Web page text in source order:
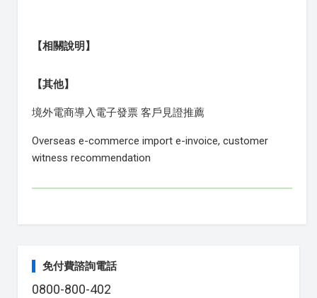
【相關說明】
【其他】
境外電商導入電子發票 客戶見證推薦
Overseas e-commerce import e-invoice, customer
witness recommendation
免付費諮詢電話
0800-800-402